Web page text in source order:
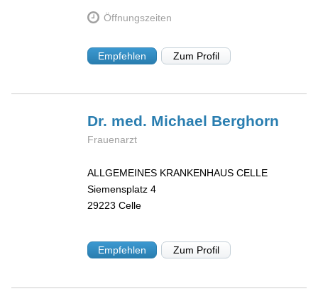
Öffnungszeiten
Empfehlen Zum Profil
Dr. med. Michael Berghorn
Frauenarzt
ALLGEMEINES KRANKENHAUS CELLE
Siemensplatz 4
29223 Celle
Empfehlen Zum Profil